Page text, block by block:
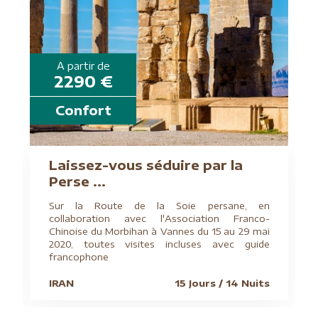
A partir de
2290 €
Confort
Laissez-vous séduire par la
Perse ...
Sur la Route de la Soie persane, en
collaboration avec l'Association Franco-
Chinoise du Morbihan à Vannes du 15 au 29 mai
2020, toutes visites incluses avec guide
francophone
IRAN 15 Jours / 14 Nuits